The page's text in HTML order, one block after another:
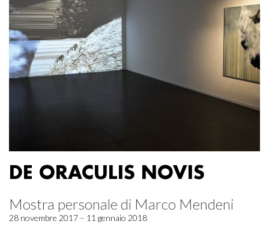
DE ORACULIS NOVIS
Mostra personale di Marco Mendeni
28 novembre 2017 – 11 gennaio 2018